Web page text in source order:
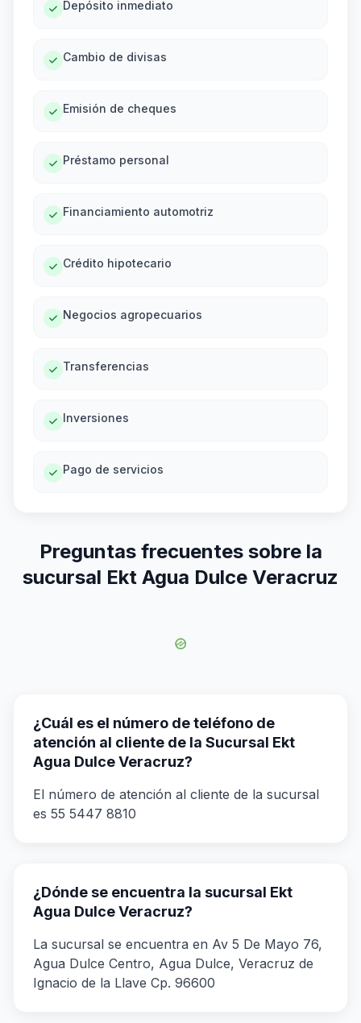
Depósito inmediato
Cambio de divisas
Emisión de cheques
Préstamo personal
Financiamiento automotriz
Crédito hipotecario
Negocios agropecuarios
Transferencias
Inversiones
Pago de servicios
Preguntas frecuentes sobre la
sucursal Ekt Agua Dulce Veracruz
¿Cuál es el número de teléfono de
atención al cliente de la Sucursal Ekt
Agua Dulce Veracruz?
El número de atención al cliente de la sucursal
es 55 5447 8810
¿Dónde se encuentra la sucursal Ekt
Agua Dulce Veracruz?
La sucursal se encuentra en Av 5 De Mayo 76,
Agua Dulce Centro, Agua Dulce, Veracruz de
Ignacio de la Llave Cp. 96600